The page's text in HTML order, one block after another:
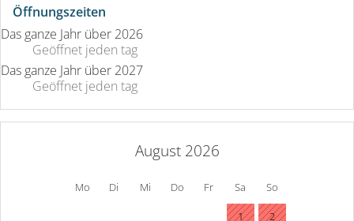
Öffnungszeiten
Das ganze Jahr über 2026
Geöffnet jeden tag
Das ganze Jahr über 2027
Geöffnet jeden tag
August 2026
Mo Di Mi Do Fr Sa So
1 2